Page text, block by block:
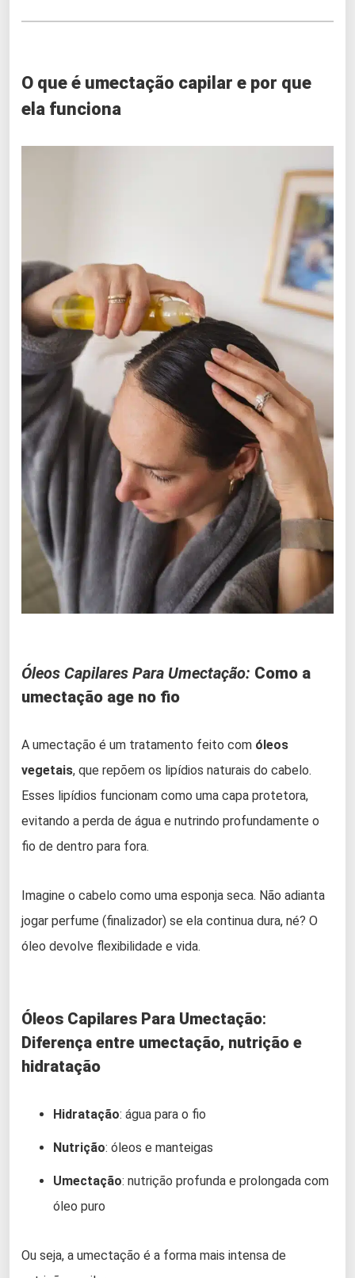
O que é umectação capilar e por que
ela funciona
Óleos Capilares Para Umectação: Como a
umectação age no fio
A umectação é um tratamento feito com óleos
vegetais, que repõem os lipídios naturais do cabelo.
Esses lipídios funcionam como uma capa protetora,
evitando a perda de água e nutrindo profundamente o
fio de dentro para fora.
Imagine o cabelo como uma esponja seca. Não adianta
jogar perfume (finalizador) se ela continua dura, né? O
óleo devolve flexibilidade e vida.
Óleos Capilares Para Umectação:
Diferença entre umectação, nutrição e
hidratação
Hidratação: água para o fio
Nutrição: óleos e manteigas
Umectação: nutrição profunda e prolongada com
óleo puro
Ou seja, a umectação é a forma mais intensa de